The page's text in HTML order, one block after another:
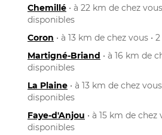
Chemillé • à 22 km de chez
disponibles
Coron • à 13 km de chez vous
Martigné-Briand • à 16 km de
disponibles
La Plaine • à 13 km de chez
disponibles
Faye-d'Anjou • à 15 km de
disponibles